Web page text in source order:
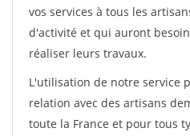
vos services à tous les
d'activité et qui auront
réaliser leurs travaux.
L'utilisation de notre service
relation avec des artisans
toute la France et pour tous